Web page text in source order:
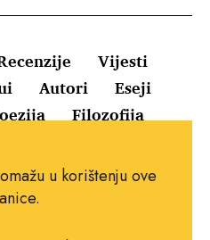
Vijesti
Autori
Eseji
Filozofija
Pravila o kolačićima
Impressum
u korištenju ove